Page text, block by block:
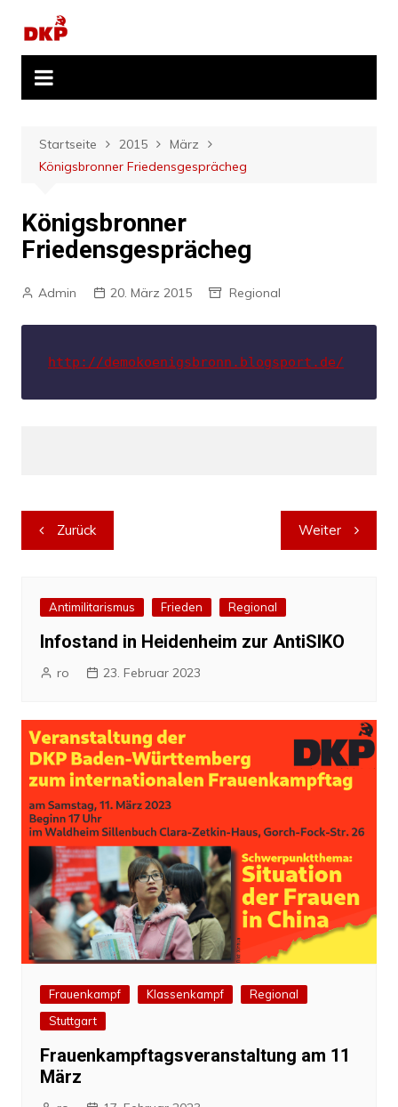
Inhalt
springen
Startseite 2015
März
Königsbronner Friedensgesprächeg
Königsbronner
Friedensgesprächeg
Admin 20. März 2015 Regional
http://demokoenigsbronn.blogsport.de/
Beitragsnavigation
Zurück Weiter
Antimilitarismus Frieden Regional
Infostand in Heidenheim zur AntiSIKO
ro 23. Februar 2023
Frauenkampf Klassenkampf
Regional
Stuttgart
Frauenkampftagsveranstaltung am 11
März